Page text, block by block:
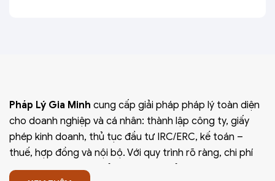
Pháp Lý Gia Minh cung cấp giải pháp pháp lý toàn diện
cho doanh nghiệp và cá nhân: thành lập công ty, giấy
phép kinh doanh, thủ tục đầu tư IRC/ERC, kế toán –
thuế, hợp đồng và nội bộ. Với quy trình rõ ràng, chi phí
minh bạch, thời gian xử lý nhanh và bảo mật thông tin,